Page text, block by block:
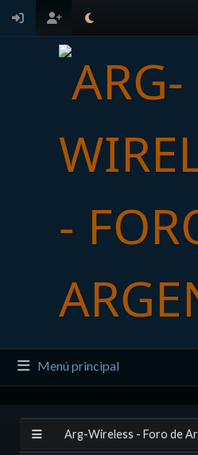
Menú principal
Arg-Wireless - Foro de